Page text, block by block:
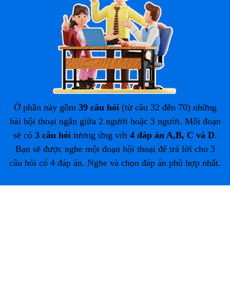
Ở phần này gồm 39 câu hỏi(từ câu 32 đến 70) những
bài hội thoại ngắn giữa 2 người hoặc 3 người. Mỗi đoạn
sẽ có 3 câu hỏitương ứng với 4 đáp án A,B, C và D.
Bạn sẽ được nghe một đoạn hội thoại để trả lời cho 3
câu hỏi có 4 đáp án. Nghe và chọn đáp án phù hợp nhất.